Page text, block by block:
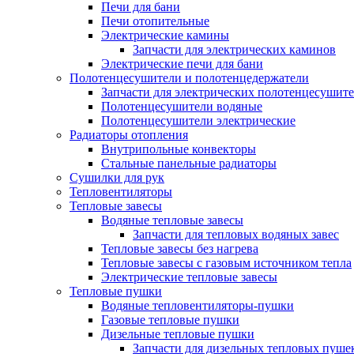
Печи для бани
Печи отопительные
Электрические камины
Запчасти для электрических каминов
Электрические печи для бани
Полотенцесушители и полотенцедержатели
Запчасти для электрических
Полотенцесушители водяные
Полотенцесушители электрические
Радиаторы отопления
Внутрипольные конвекторы
Стальные панельные радиаторы
Сушилки для рук
Тепловентиляторы
Тепловые завесы
Водяные тепловые завесы
Запчасти для тепловых водяных завес
Тепловые завесы без нагрева
Тепловые завесы с газовым источником тепла
Электрические тепловые завесы
Тепловые пушки
Водяные тепловентиляторы-пушки
Газовые тепловые пушки
Дизельные тепловые пушки
Запчасти для дизельных тепловых